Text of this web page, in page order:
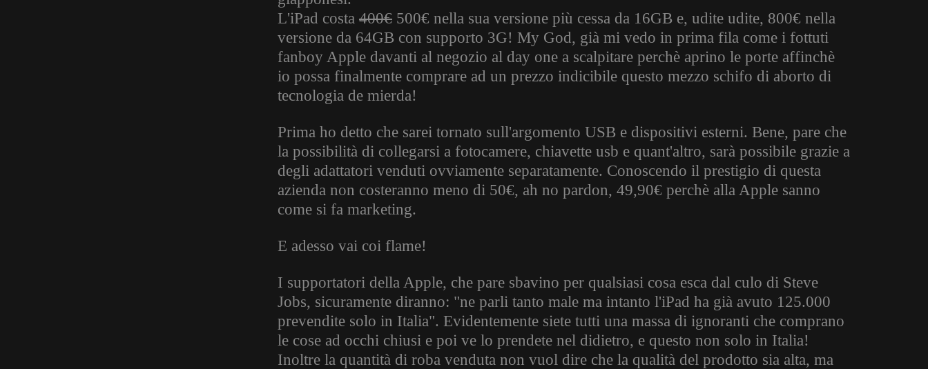
L'iPad costa 400€ 500€ nella sua versione più cessa da 16GB e, udite udite, 800€ nella
versione da 64GB con supporto 3G! My God, già mi vedo in prima fila come i fottuti
fanboy Apple davanti al negozio al day one a scalpitare perchè aprino le porte affinchè
io possa finalmente comprare ad un prezzo indicibile questo mezzo schifo di aborto di
tecnologia de mierda!
Prima ho detto che sarei tornato sull'argomento USB e dispositivi esterni. Bene, pare che
la possibilità di collegarsi a fotocamere, chiavette usb e quant'altro, sarà possibile grazie a
degli adattatori venduti ovviamente separatamente. Conoscendo il prestigio di questa
azienda non costeranno meno di 50€, ah no pardon, 49,90€ perchè alla Apple sanno
come si fa marketing.
E adesso vai coi flame!
I supportatori della Apple, che pare sbavino per qualsiasi cosa esca dal culo di Steve
Jobs, sicuramente diranno: "ne parli tanto male ma intanto l'iPad ha già avuto 125.000
prevendite solo in Italia". Evidentemente siete tutti una massa di ignoranti che comprano
le cose ad occhi chiusi e poi ve lo prendete nel didietro, e questo non solo in Italia!
Inoltre la quantità di roba venduta non vuol dire che la qualità del prodotto sia alta, ma